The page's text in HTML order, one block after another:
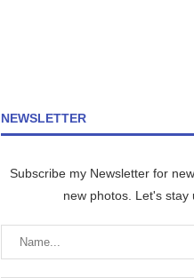
NEWSLETTER
Subscribe my Newsletter for
new photos. Let's stay